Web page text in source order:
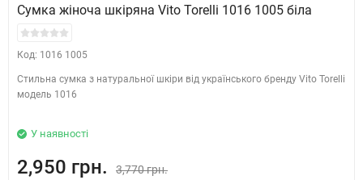
Сумка жіноча шкіряна Vito Torelli 1016 1005 біла
Код: 1016 1005
Стильна сумка з натуральної шкіри від українського бренду Vito Torelli
модель 1016
У наявності
2,950 грн. 3,770 грн.